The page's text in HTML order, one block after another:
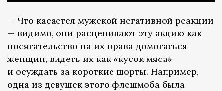
— Что касается мужской негативной реакции
— видимо, они расценивают эту акцию как
посягательство на их права домогаться
женщин, видеть их как «кусок мяса»
и осуждать за короткие шорты. Например,
одна из девушек этого флешмоба была